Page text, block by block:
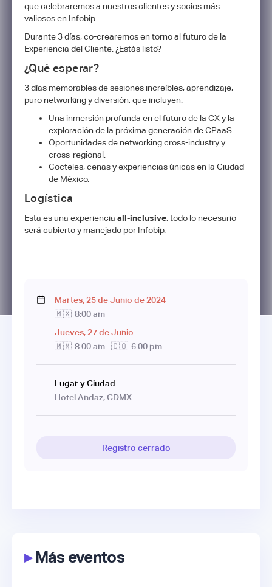
que celebraremos a nuestros clientes y socios más
valiosos en Infobip.
Durante 3 días, co-crearemos en torno al futuro de la
Experiencia del Cliente. ¿Estás listo?
¿Qué esperar?
3 días memorables de sesiones increíbles, aprendizaje,
puro networking y diversión, que incluyen:
Una inmersión profunda en el futuro de la CX y la
exploración de la próxima generación de CPaaS.
Oportunidades de networking cross-industry y
cross-regional.
Cocteles, cenas y experiencias únicas en la Ciudad
de México.
Logística
Esta es una experiencia all-inclusive, todo lo necesario
será cubierto y manejado por Infobip.
Martes, 25deJunio de 2024
🇲🇽 8:00 am
Jueves, 27deJunio
🇲🇽 8:00 am 🇨🇴 6:00 pm
Lugar y Ciudad
Hotel Andaz, CDMX
Registro cerrado
▸Más eventos